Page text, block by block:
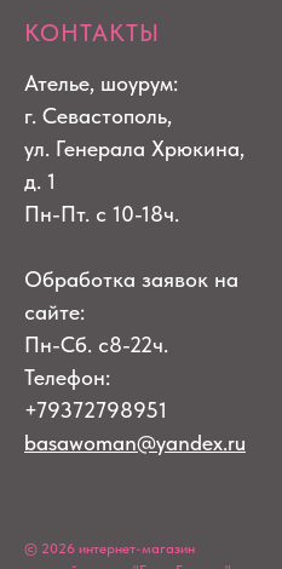
КОНТАКТЫ
Ателье, шоурум:
г. Севастополь,
ул. Генерала Хрюкина,
д. 1
Пн-Пт. с 10-18ч.
Обработка заявок на
сайте:
Пн-Сб. с8-22ч.
Телефон:
+79372798951
basawoman@yandex.ru
© 2026 интернет-магазин